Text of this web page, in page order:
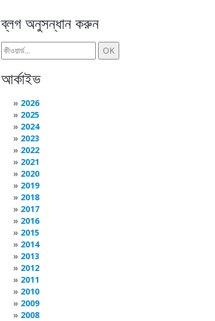
ব্লগ অনুসন্ধান করুন
আর্কাইভ
2026
2025
2024
2023
2022
2021
2020
2019
2018
2017
2016
2015
2014
2013
2012
2011
2010
2009
2008